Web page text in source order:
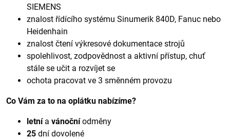
SIEMENS
znalost řídícího systému Sinumerik 840D, Fanuc nebo
Heidenhain
znalost čtení výkresové dokumentace strojů
spolehlivost, zodpovědnost a aktivní přístup, chuť
stále se učit a rozvíjet se
ochota pracovat ve 3 směnném provozu
Co Vám za to na oplátku nabízíme?
letnía vánočníodměny
25 dní dovolené